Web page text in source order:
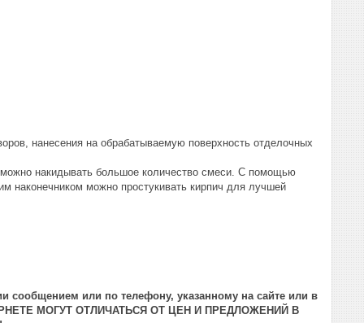
нанесения на обрабатываемую поверхность отделочных
накидывать большое количество смеси. С помощью
наконечником можно простукивать кирпич для лучшей
сообщением или по телефону, указанному на сайте или в
МОГУТ ОТЛИЧАТЬСЯ ОТ ЦЕН И ПРЕДЛОЖЕНИЙ В